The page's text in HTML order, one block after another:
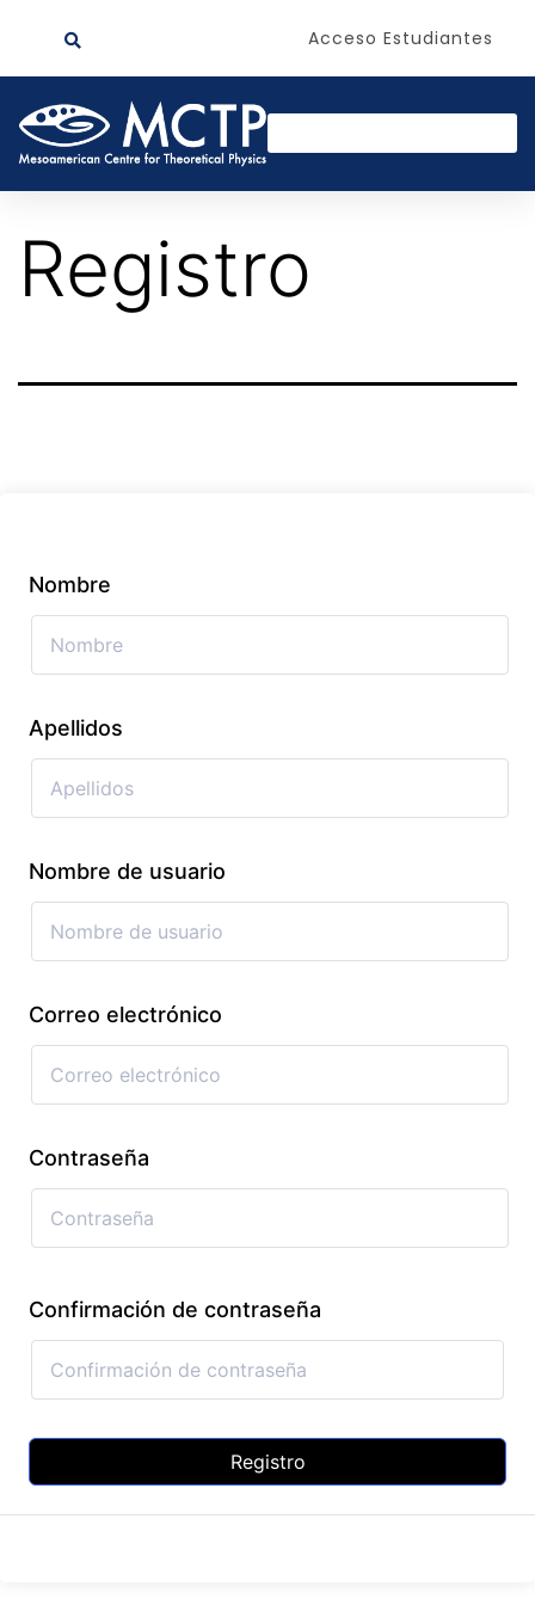
Acceso Estudiantes
Registro
Nombre
Apellidos
Nombre de usuario
Correo electrónico
Contraseña
Confirmación de contraseña
Registro